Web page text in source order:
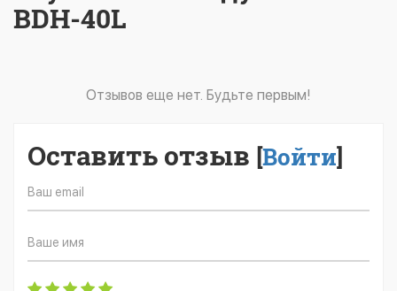
BDH-40L
Отзывов еще нет. Будьте первым!
Оставить отзыв [Войти]